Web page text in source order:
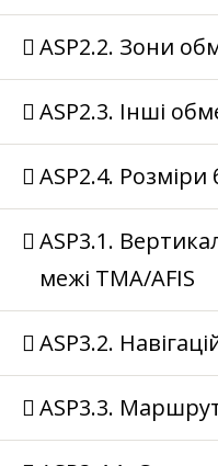
ASP2.2. Зони
ASP2.3. Інші
ASP2.4.
ASP3.1.
межі ТМА/AFIS
ASP3.2.
ASP3.3.